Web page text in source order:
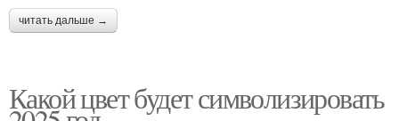
читать дальше →
Какой цвет будет символизировать